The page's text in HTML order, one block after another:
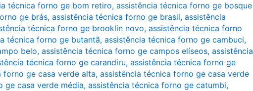
técnica forno ge bom retiro, assistência técnica forno ge bosque
ge brás, assistência técnica forno ge brasil, assistência
técnica forno ge brooklin novo, assistência técnica forno
técnica forno ge butantã, assistência técnica forno ge cambuci,
belo, assistência técnica forno ge campos elíseos, assistência
técnica forno ge carandiru, assistência técnica forno ge
forno ge casa verde alta, assistência técnica forno ge casa verde
ge casa verde média, assistência técnica forno ge catumbi,